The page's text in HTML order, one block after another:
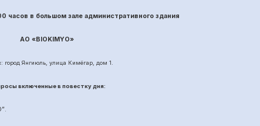
часов в большом зале административного здания
АО «BIOKIMYO»
: город Янгиюль, улица Кимёгар, дом 1.
ы включенные в повестку дня:
”.